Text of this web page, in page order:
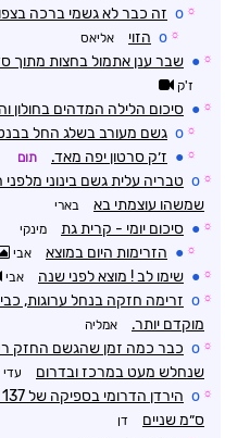
☼
o זה כבר לא גשמי ברכה
☼
o הזוי אליאס
☼
● שבר ענן אתמול בחצות מתוך
ז'ק
☼
● סיכום הלילה המדהים בחולון
☼
o גשם מעורב בשלג החל
☼
● ז׳ק סרטון יפה מאד. תום
☼
o טבריה עלית גשם בינוני
שמשהו עוצמתי בא
בארי
☼
● סיכום יומי - קרית גת מינקי
☼
● הזרימות היום במוצא אבי
☼
● שימו לב ! מוצא לפני שנה אבי
☼
o
מוקדם יותר.
אמליה
☼
o כבר כמה זמן שהגשם החזק רק
שנחלש מעט במרכז ובדרום
עדי
☼
o
ס״מ שניים
דן